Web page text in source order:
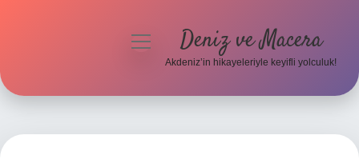
menüyü Deniz ve Macera
Akdeniz’in hikayeleriyle keyifli yolculuk!